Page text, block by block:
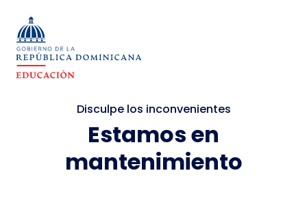
Disculpe los inconvenientes
Estamos en
mantenimiento